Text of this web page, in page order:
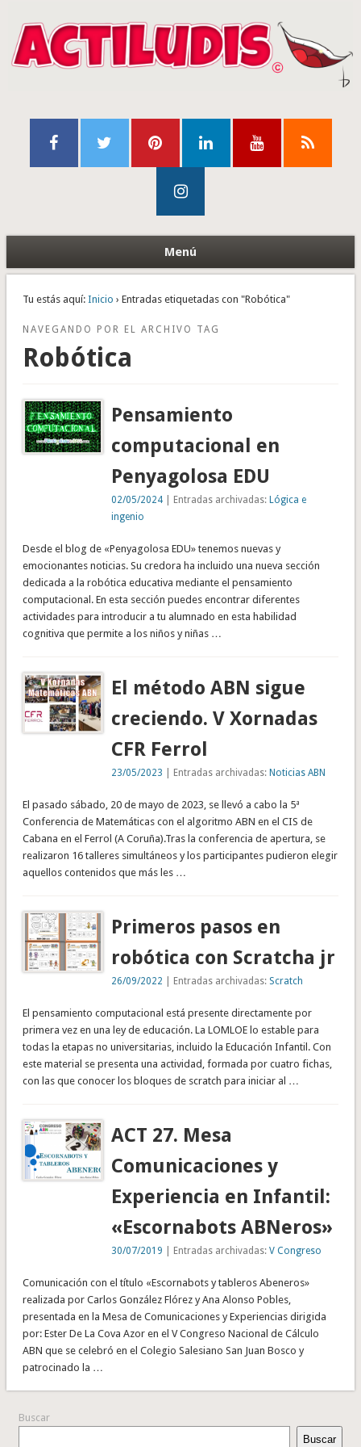
Menú
Tu estás aquí: Inicio › Entradas etiquetadas con "Robótica"
NAVEGANDO POR EL ARCHIVO TAG
Robótica
Pensamiento
computacional en
Penyagolosa EDU
02/05/2024 | Entradas archivadas:Lógica e
ingenio
Desde el blog de «Penyagolosa EDU» tenemos nuevas y
emocionantes noticias. Su credora ha incluido una nueva sección
dedicada a la robótica educativa mediante el pensamiento
computacional. En esta sección puedes encontrar diferentes
actividades para introducir a tu alumnado en esta habilidad
cognitiva que permite a los niños y niñas …
El método ABN sigue
creciendo. V Xornadas
CFR Ferrol
23/05/2023 | Entradas archivadas:Noticias ABN
El pasado sábado, 20 de mayo de 2023, se llevó a cabo la 5ª
Conferencia de Matemáticas con el algoritmo ABN en el CIS de
Cabana en el Ferrol (A Coruña).Tras la conferencia de apertura, se
realizaron 16 talleres simultáneos y los participantes pudieron elegir
aquellos contenidos que más les …
Primeros pasos en
robótica con Scratcha jr
26/09/2022 | Entradas archivadas: Scratch
El pensamiento computacional está presente directamente por
primera vez en una ley de educación. La LOMLOE lo estable para
todas la etapas no universitarias, incluido la Educación Infantil. Con
este material se presenta una actividad, formada por cuatro fichas,
con las que conocer los bloques de scratch para iniciar al …
ACT 27. Mesa
Comunicaciones y
Experiencia en Infantil:
«Escornabots ABNeros»
30/07/2019 | Entradas archivadas:V Congreso
Comunicación con el título «Escornabots y tableros Abeneros»
realizada por Carlos González Flórez y Ana Alonso Pobles,
presentada en la Mesa de Comunicaciones y Experiencias dirigida
por: Ester De La Cova Azor en el V Congreso Nacional de Cálculo
ABN que se celebró en el Colegio Salesiano San Juan Bosco y
patrocinado la …
Buscar
Buscar